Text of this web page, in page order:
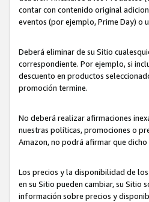
contar con contenido original
eventos (por ejemplo, Prime Day) o
Deberá eliminar de su Sitio
correspondiente. Por ejemplo, si
descuento en productos
promoción termine.
No deberá realizar afirmaciones
nuestras políticas, promociones o
Amazon, no podrá afirmar que
Los precios y la disponibilidad de
en su Sitio pueden cambiar, su
información sobre precios y